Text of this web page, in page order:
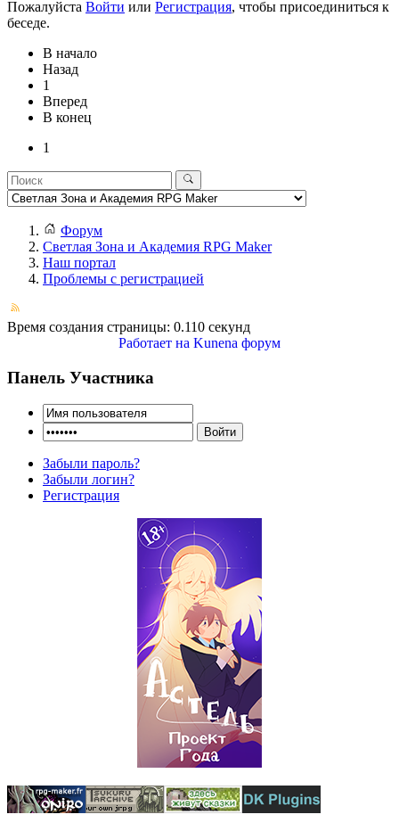
Пожалуйста Войти или Регистрация, чтобы присоединиться к
беседе.
В начало
Назад
1
Вперед
В конец
1
Форум
Светлая Зона и Академия RPG Maker
Наш портал
Проблемы с регистрацией
Время создания страницы: 0.110 секунд
Работает на Kunena форум
Панель Участника
Забыли пароль?
Забыли логин?
Регистрация